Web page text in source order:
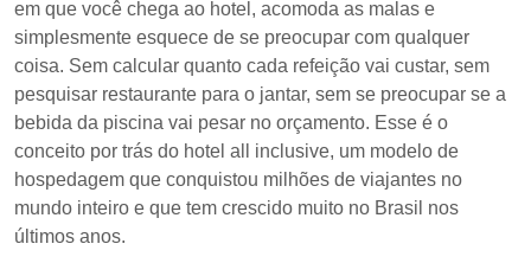
em que você chega ao hotel, acomoda as malas e
simplesmente esquece de se preocupar com qualquer
coisa. Sem calcular quanto cada refeição vai custar, sem
pesquisar restaurante para o jantar, sem se preocupar se a
bebida da piscina vai pesar no orçamento. Esse é o
conceito por trás do hotel all inclusive, um modelo de
hospedagem que conquistou milhões de viajantes no
mundo inteiro e que tem crescido muito no Brasil nos
últimos anos.